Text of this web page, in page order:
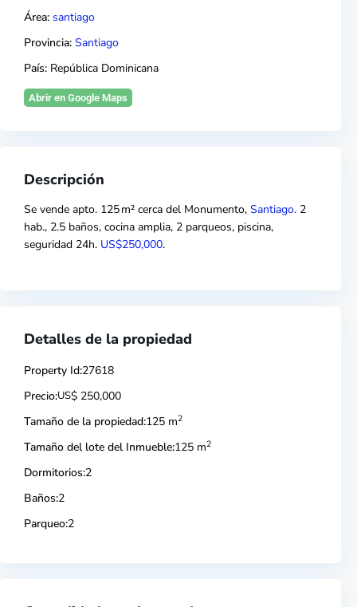
Área: santiago
Provincia: Santiago
País: República Dominicana
Abrir en Google Maps
Descripción
Se vende apto. 125 m² cerca del Monumento, Santiago. 2
hab., 2.5 baños, cocina amplia, 2 parqueos, piscina,
seguridad 24h. US$250,000.
Detalles de la propiedad
Property Id:27618
Precio:US$ 250,000
Tamaño de la propiedad:125 m2
Tamaño del lote del Inmueble:125 m2
Dormitorios:2
Baños:2
Parqueo:2